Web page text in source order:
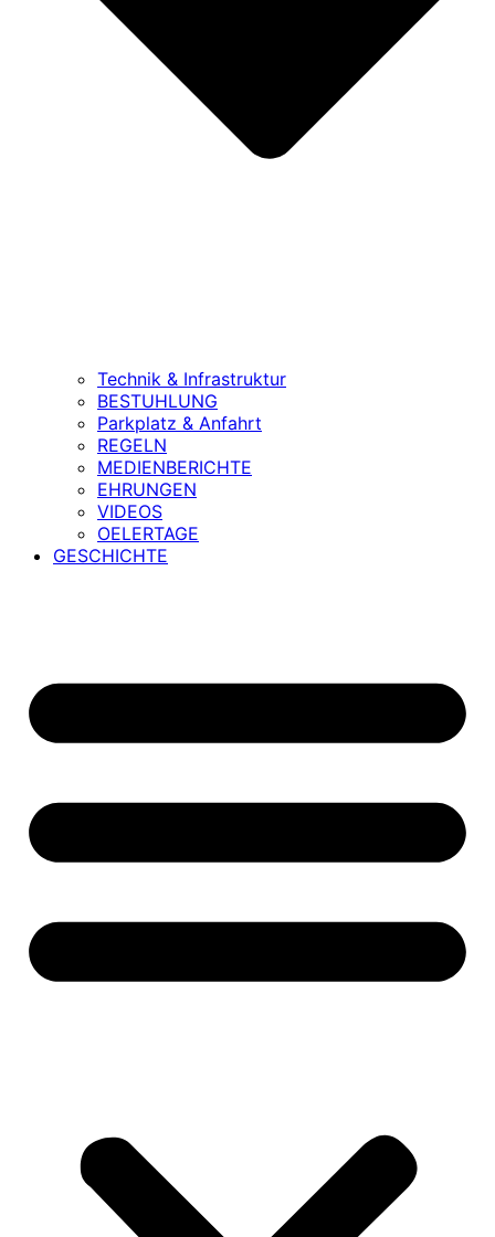
Technik & Infrastruktur
BESTUHLUNG
Parkplatz & Anfahrt
REGELN
MEDIENBERICHTE
EHRUNGEN
VIDEOS
OELERTAGE
GESCHICHTE